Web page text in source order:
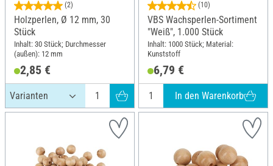
(2)
Holzperlen, Ø 12 mm, 30
Stück
Inhalt: 30 Stück; Durchmesser
(außen): 12 mm
2,85 €
(10)
VBS Wachsperlen-Sortiment
"Weiß", 1.000 Stück
Inhalt: 1000 Stück; Material:
Kunststoff
6,79 €
In den Warenkorb